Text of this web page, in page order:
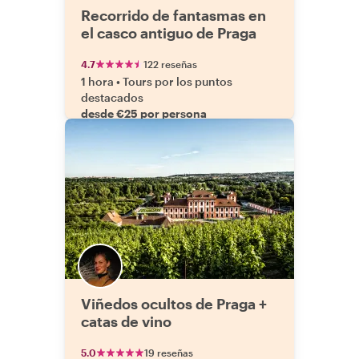
Recorrido de fantasmas en
el casco antiguo de Praga
4.7 122 reseñas
1 hora •Tours por los puntos
destacados
desde €25 por persona
Viñedos ocultos de Praga +
catas de vino
5.0 19 reseñas